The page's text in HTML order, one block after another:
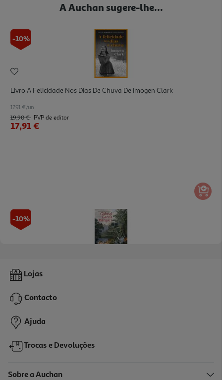
A Auchan sugere-lhe...
-10%
Livro A Felicidade Nos Dias De Chuva De Imogen Clark
17.91 €/un
19,90 € PVP de editor
17,91 €
-10%
Livro O Amor Nos Tempos De Cólera De Gabriel García Márquez
22,20 € PVP de editor
19,98 €
Lojas
Contacto
Ajuda
Trocas e Devoluções
Sobre a Auchan